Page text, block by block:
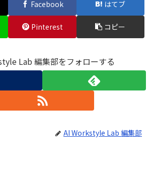
Facebook はてブ
Pinterest コピー
Lab 編集部をフォローする
AI Workstyle Lab 編集部